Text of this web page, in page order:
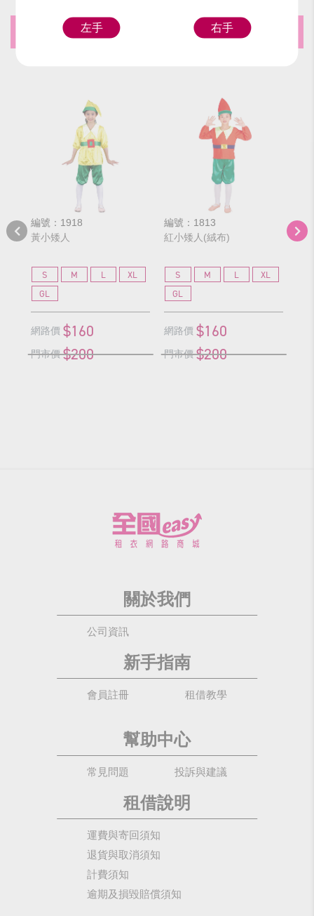
推薦商品
編號：1918
黃小矮人
S M L
XL
GL
網路價 $160
門市價 $200
編號：1813
紅小矮人(絨布)
S M L
XL
GL
網路價 $160
門市價 $200
編
橘
關於我們
公司資訊
新手指南
會員註冊 租借教學
幫助中心
常見問題 投訴與建議
租借說明
運費與寄回須知
退貨與取消須知
計費須知
逾期及損毀賠償須知
左手 右手